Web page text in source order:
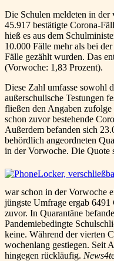
Die Schulen meldeten in der
45.917 bestätigte Corona-
hieß es aus dem
10.000 Fälle mehr als bei
Fälle gezählt wurden. Das
(Vorwoche: 1,83 Prozent).
Diese Zahl umfasse sowohl
außerschulische Testungen
fließen den Angaben
schon zuvor bestehende
Außerdem befanden sich
behördlich angeordneten
in der Vorwoche. Die Quote
war schon in der Vorwoche
jüngste Umfrage ergab
zuvor. In Quarantäne
Pandemiebedingte
keine. Während der vierten
wochenlang gestiegen. Seit
hingegen rückläufig.